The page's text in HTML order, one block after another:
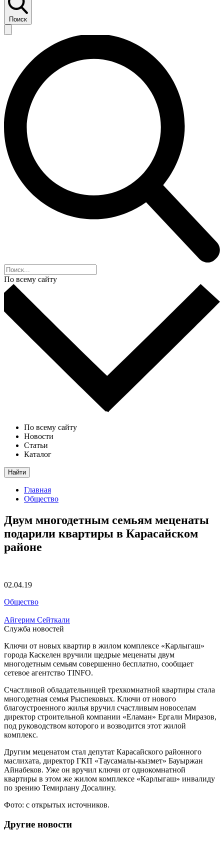
Поиск
По всему сайту
По всему сайту
Новости
Статьи
Каталог
Найти
Главная
Общество
Двум многодетным семьям меценаты
подарили квартиры в Карасайском
районе
02.04.19
Общество
Айгерим Сейткали
Служба новостей
Ключи от новых квартир в жилом комплексе «Карлыгаш»
города Каскелен вручили щедрые меценаты двум
многодетным семьям совершенно бесплатно, сообщает
сетевое агентство TINFO.
Счастливой обладательницей трехкомнатной квартиры стала
многодетная семья Рыспековых. Ключи от нового
благоустроенного жилья вручил счастливым новоселам
директор строительной компании «Еламан» Ергали Миразов,
под руководством которого и возводится этот жилой
комплекс.
Другим меценатом стал депутат Карасайского районного
маслихата, директор ГКП «Таусамалы-кызмет» Бауыржан
Айнабеков. Уже он вручил ключи от однокомнатной
квартиры в этом же жилом комплексе «Карлыгаш» инвалиду
по зрению Темирлану Досалину.
Фото: с открытых источников.
Другие новости